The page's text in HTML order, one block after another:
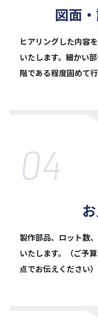
図面・
ヒアリングした内容
いたします。細かい
階である程度固めて行
製作部品、ロット数
いたします。（ご予
点でお伝えください）
04